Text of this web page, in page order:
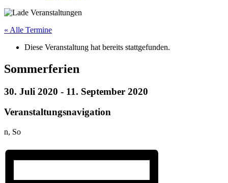
« Alle Termine
Diese Veranstaltung hat bereits stattgefunden.
Sommerferien
30. Juli 2020 - 11. September 2020
Veranstaltungsnavigation
n, So